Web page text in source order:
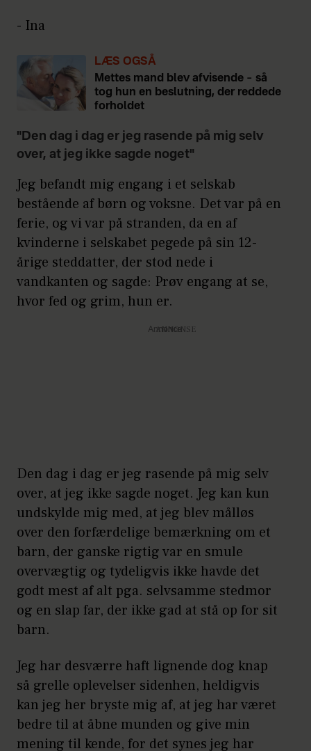
- Ina
LÆS OGSÅ
Mettes mand blev afvisende – så
tog hun en beslutning, der reddede
forholdet
"Den dag i dag er jeg rasende på mig selv
over, at jeg ikke sagde noget"
Jeg befandt mig engang i et selskab
bestående af børn og voksne. Det var på en
ferie, og vi var på stranden, da en af
kvinderne i selskabet pegede på sin 12-
årige steddatter, der stod nede i
vandkanten og sagde: Prøv engang at se,
hvor fed og grim, hun er.
Annonce
Den dag i dag er jeg rasende på mig selv
over, at jeg ikke sagde noget. Jeg kan kun
undskylde mig med, at jeg blev målløs
over den forfærdelige bemærkning om et
barn, der ganske rigtig var en smule
overvægtig og tydeligvis ikke havde det
godt mest af alt pga. selvsamme stedmor
og en slap far, der ikke gad at stå op for sit
barn.
Jeg har desværre haft lignende dog knap
så grelle oplevelser sidenhen, heldigvis
kan jeg her bryste mig af, at jeg har været
bedre til at åbne munden og give min
mening til kende, for det synes jeg har